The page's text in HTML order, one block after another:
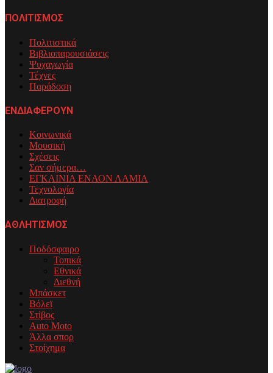
ΠΟΛΙΤΙΣΜΟΣ
Πολιτιστικά
Βιβλιοπαρουσιάσεις
Ψυχαγωγία
Τέχνες
Παράδοση
ΕΝΔΙΑΦΕΡΟΥΝ
Κοινωνικά
Μουσική
Σχέσεις
Σαν σήμερα…
ΕΓΚΑΙΝΙΑ ΕΝΑΟΝ ΛΑΜΙΑ
Τεχνολογία
Διατροφή
ΑΘΛΗΤΙΣΜΟΣ
Ποδόσφαιρο
Τοπικά
Εθνικά
Διεθνή
Μπάσκετ
Βόλεϊ
Στίβος
Auto Moto
Άλλα σπορ
Στοίχημα